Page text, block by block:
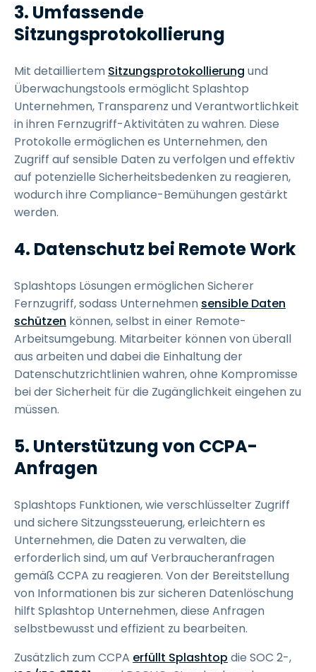
3. Umfassende
Sitzungsprotokollierung
Mit detailliertem Sitzungsprotokollierung und
Überwachungstools ermöglicht Splashtop
Unternehmen, Transparenz und Verantwortlichkeit
in ihren Fernzugriff-Aktivitäten zu wahren. Diese
Protokolle ermöglichen es Unternehmen, den
Zugriff auf sensible Daten zu verfolgen und effektiv
auf potenzielle Sicherheitsbedenken zu reagieren,
wodurch ihre Compliance-Bemühungen gestärkt
werden.
4. Datenschutz bei Remote Work
Splashtops Lösungen ermöglichen Sicherer
Fernzugriff, sodass Unternehmen sensible Daten
schützen können, selbst in einer Remote-
Arbeitsumgebung. Mitarbeiter können von überall
aus arbeiten und dabei die Einhaltung der
Datenschutzrichtlinien wahren, ohne Kompromisse
bei der Sicherheit für die Zugänglichkeit eingehen zu
müssen.
5. Unterstützung von CCPA-
Anfragen
Splashtops Funktionen, wie verschlüsselter Zugriff
und sichere Sitzungssteuerung, erleichtern es
Unternehmen, die Daten zu verwalten, die
erforderlich sind, um auf Verbraucheranfragen
gemäß CCPA zu reagieren. Von der Bereitstellung
von Informationen bis zur sicheren Datenlöschung
hilft Splashtop Unternehmen, diese Anfragen
selbstbewusst und effizient zu bearbeiten.
Zusätzlich zum CCPA erfüllt Splashtop die SOC 2-,